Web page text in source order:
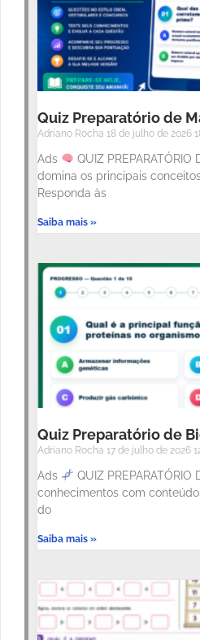
Quiz Preparatório de
Adriano Rocha 18 de julho de 2026
Ads
QUIZ PREPARATÓRIO
domina os principais
Responda às
Saiba mais »
Quiz Preparatório de
Adriano Rocha 17 de julho de 2026
Ads
QUIZ PREPARATÓRIO
conhecimentos com
do
Saiba mais »